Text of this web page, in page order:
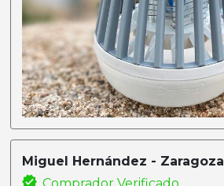
Miguel Hernández - Zaragoza